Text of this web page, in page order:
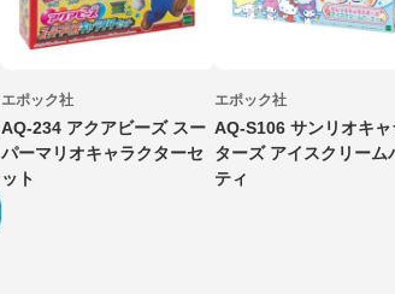
エポック社
AQ-234 アクアビーズ スー
パーマリオキャラクターセ
ット
エポック社
AQ-S106 サンリオキャ
ターズ アイスクリーム
ティ